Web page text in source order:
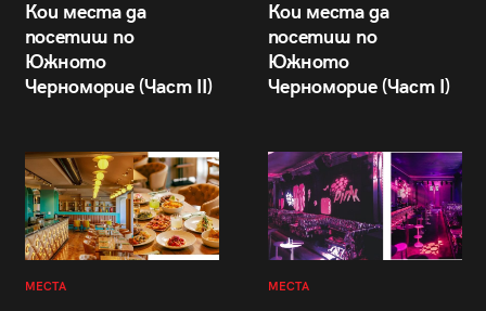
Кои места да
посетиш по
Южното
Черноморие (Част II)
Кои места да
посетиш по
Южното
Черноморие (Част I)
МЕСТА МЕСТА